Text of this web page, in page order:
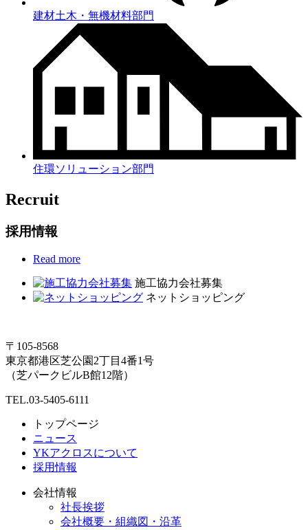
建材土木・無機材料部門
住環ソリューション部門
Recruit
採用情報
Read more
施工協力会社募集
ネットショッピング
〒105-8568
東京都港区芝公園2丁目4番1号
（芝パークビルB館12階）
TEL.03-5405-6111
トップページ
ニュース
YKアクロスについて
採用情報
会社情報
社長挨拶
会社概要・組織図・沿革